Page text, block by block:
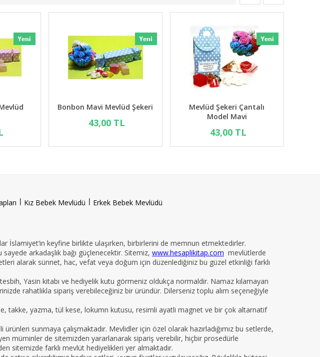
Bonbon Mavi Mevlüd Şekeri
43,00 TL
Mevlüd Şekeri Çantalı
Model Mavi
43,00 TL
l Kız Bebek Mevlüdü l Erkek Bebek Mevlüdü
İslamiyet’in keyfine birlikte ulaşırken, birbirlerini de memnun etmektedirler.
arkadaşlık bağı güçlenecektir. Sitemiz, www.hesaplikitap.com mevlütlerde
alarak sünnet, hac, vefat veya doğum için düzenlediğiniz bu güzel etkinliği farklı
Yasin kitabı ve hediyelik kutu görmeniz oldukça normaldir. Namaz kılamayan
rahatlıkla sipariş verebileceğiniz bir üründür. Dilerseniz toplu alım seçeneğiyle
takke, yazma, tül kese, lokumn kutusu, resimli ayatli magnet ve bir çok altarnatif
sunmaya çalışmaktadır. Mevlidler için özel olarak hazırladığımız bu setlerde,
müminler de sitemizden yararlanarak sipariş verebilir, hiçbir prosedürle
sitemizde farklı mevlüt hediyelikleri yer almaktadır.